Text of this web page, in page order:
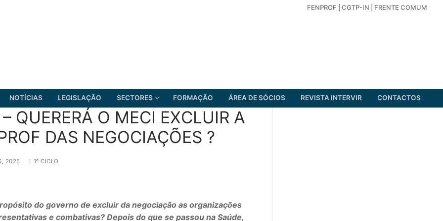
FENPROF CGTP-IN FRENTE COMUM
NOTÍCIAS LEGISLAÇÃO SECTORES FORMAÇÃO ÁREA DE SÓCIOS REVISTA INTERVIR CONTACTOS
QUERERÁ O MECI EXCLUIR A
DAS NEGOCIAÇÕES ?
2025 1º CICLO
do governo de excluir da negociação as organizações
e combativas? Depois do que se passou na Saúde,